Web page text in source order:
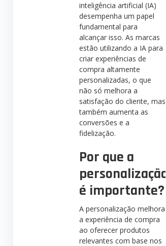
inteligência artificial (IA)
desempenha um papel
fundamental para
alcançar isso. As marcas
estão utilizando a IA para
criar experiências de
compra altamente
personalizadas, o que
não só melhora a
satisfação do cliente, mas
também aumenta as
conversões e a
fidelização.
Por que a
personalização
é importante?
A personalização melhora
a experiência de compra
ao oferecer produtos
relevantes com base nos